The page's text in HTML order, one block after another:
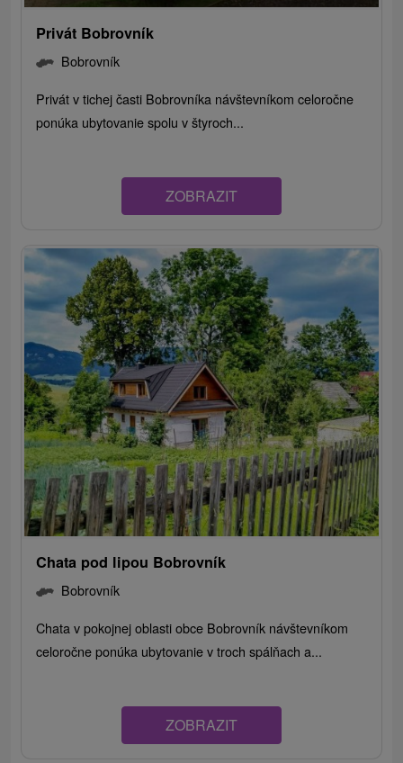
Privát Bobrovník
Bobrovník
Privát v tichej časti Bobrovníka návštevníkom celoročne
ponúka ubytovanie spolu v štyroch...
ZOBRAZIT
Chata pod lipou Bobrovník
Bobrovník
Chata v pokojnej oblasti obce Bobrovník návštevníkom
celoročne ponúka ubytovanie v troch spálňach a...
ZOBRAZIT